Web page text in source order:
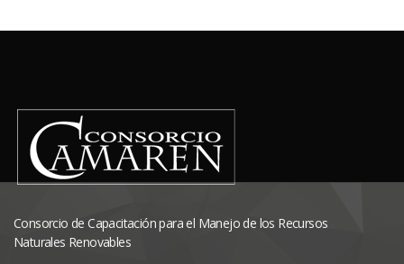
Consorcio de Capacitación para el Manejo de los Recursos
Naturales Renovables